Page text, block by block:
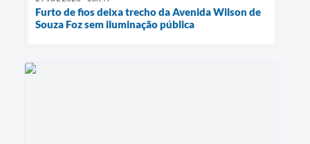
Furto de fios deixa trecho da Avenida Wilson de
Souza Foz sem iluminação pública